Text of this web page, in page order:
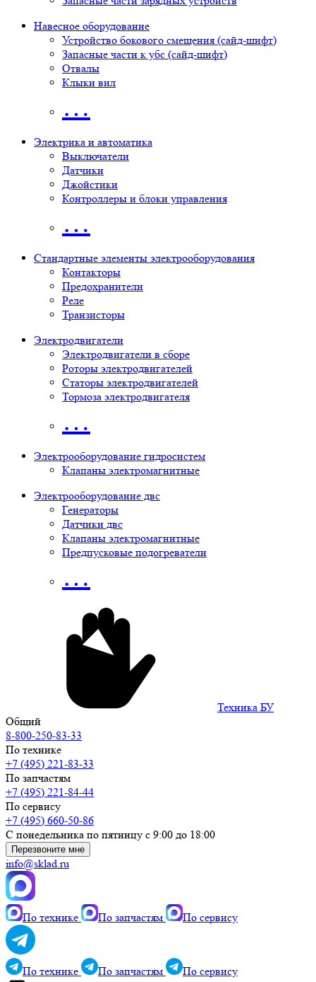
Навесное оборудование
Устройство бокового смещения (сайд-шифт)
Запасные части к убс (сайд-шифт)
Отвалы
Клыки вил
…
Электрика и автоматика
Выключатели
Датчики
Джойстики
Контроллеры и блоки управления
…
Стандартные элементы электрооборудования
Контакторы
Предохранители
Реле
Транзисторы
Электродвигатели
Электродвигатели в сборе
Роторы электродвигателей
Статоры электродвигателей
Тормоза электродвигателя
…
Электрооборудование гидросистем
Клапаны электромагнитные
Электрооборудование двс
Генераторы
Датчики двс
Клапаны электромагнитные
Предпусковые подогреватели
…
Техника БУ
Общий
8-800-250-83-33
По технике
+7 (495) 221-83-33
По запчастям
+7 (495) 221-84-44
По сервису
+7 (495) 660-50-86
С понедельника по пятницу с 9:00 до 18:00
Перезвоните мне
info@sklad.ru
По технике По запчастям По сервису
По технике По запчастям По сервису